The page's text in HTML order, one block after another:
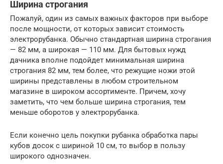
Ширина строгания
Пожалуй, один из самых важных факторов при выборе
после мощности, от которых зависит стоимость
электрорубанка. Обычно стандартная ширина строгания
— 82 мм, а широкая — 110 мм. Для бытовых нужд
дачника вполне подойдет минимальная ширина
строгания 82 мм, тем более, что режущие ножи этой
ширины представлены в любом строительном
магазине в широком ассортименте. Причем, хочу
заметить, что чем больше ширина строгания, тем
меньше оборотов у электрорубанка.
Если конечно цель покупки рубанка обработка пары
кубов досок с шириной 10 см, то выбор в пользу
широкого однозначен.